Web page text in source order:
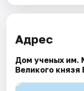
Адрес
Дом ученых им.
Великого